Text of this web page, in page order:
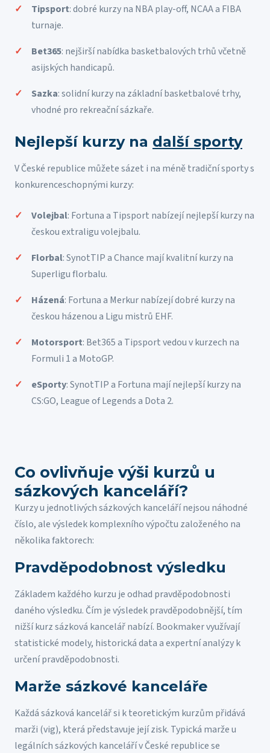
Tipsport: dobré kurzy na NBA play-off, NCAA a FIBA
turnaje.
Bet365: nejširší nabídka basketbalových trhů včetně
asijských handicapů.
Sazka: solidní kurzy na základní basketbalové trhy,
vhodné pro rekreační sázkaře.
Nejlepší kurzy na další sporty
V České republice můžete sázet i na méně tradiční sporty s
konkurenceschopnými kurzy:
Volejbal: Fortuna a Tipsport nabízejí nejlepší kurzy na
českou extraligu volejbalu.
Florbal: SynotTIP a Chance mají kvalitní kurzy na
Superligu florbalu.
Házená: Fortuna a Merkur nabízejí dobré kurzy na
českou házenou a Ligu mistrů EHF.
Motorsport: Bet365 a Tipsport vedou v kurzech na
Formuli 1 a MotoGP.
eSporty: SynotTIP a Fortuna mají nejlepší kurzy na
CS:GO, League of Legends a Dota 2.
Co ovlivňuje výši kurzů u
sázkových kanceláří?
Kurzy u jednotlivých sázkových kanceláří nejsou náhodné
číslo, ale výsledek komplexního výpočtu založeného na
několika faktorech:
Pravděpodobnost výsledku
Základem každého kurzu je odhad pravděpodobnosti
daného výsledku. Čím je výsledek pravděpodobnější, tím
nižší kurz sázková kancelář nabízí. Bookmaker využívají
statistické modely, historická data a expertní analýzy k
určení pravděpodobnosti.
Marže sázkové kanceláře
Každá sázková kancelář si k teoretickým kurzům přidává
marži (vig), která představuje její zisk. Typická marže u
legálních sázkových kanceláří v České republice se